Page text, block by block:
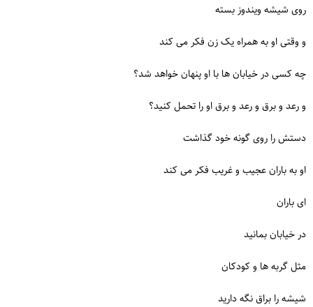
روی شیشه ویندوز بسته
و وقتی او به همراه یک زن فکر می کند
چه کسی در خیابان ها با او پنهان خواهد شد؟
و رعد و برق و رعد و برق او را تحمل کنید؟
دستش را روی گونه خود گذاشت
او به باران عجیب و غریب فکر می کند
ای باران
در خیابان بمانید
مثل گربه ها و کودکان
شیشه را براق نگه دارید